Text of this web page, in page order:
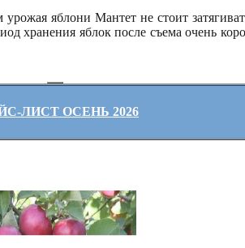
яблони Мантет не стоит
хранения яблок после съема очень
ЛИСТ ОСЕНЬ 2026